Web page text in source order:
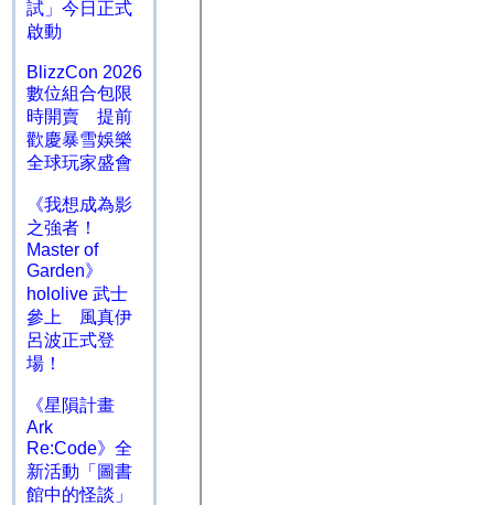
試」今日正式
啟動
BlizzCon 2026
數位組合包限
時開賣 提前
歡慶暴雪娛樂
全球玩家盛會
《我想成為影
之強者！
Master of
Garden》
hololive 武士
參上 風真伊
呂波正式登
場！
《星隕計畫
Ark
Re:Code》全
新活動「圖書
館中的怪談」